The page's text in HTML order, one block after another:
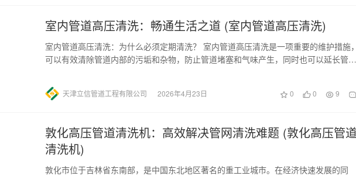
室内管道高压清洗：畅通生活之道 (室内管道高压清洗)
室内管道高压清洗：为什么必须定期清洗？ 室内管道高压清洗是一项重要的维护措施，
可以有效清除管道内部的污垢和杂物，防止管道堵塞和气味产生，同时也可以延长管道
天津立信管道工程有限公司 2026年4月23日 0 0 9
敦化高压管道清洗机：高效解决管网清洗难题 (敦化高压管道
清洗机)
敦化市位于吉林省东南部，是中国东北地区著名的重工业城市。在经济快速发展的同